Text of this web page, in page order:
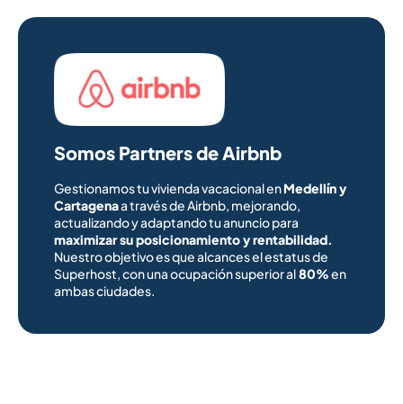
Somos Partners de Airbnb
Gestionamos tu vivienda vacacional enMedellín y
Cartagenaa través de Airbnb, mejorando,
actualizando y adaptando tu anuncio para
maximizar su posicionamiento y rentabilidad.
Nuestro objetivo es que alcances el estatus de
Superhost, con una ocupación superior al80%en
ambas ciudades.